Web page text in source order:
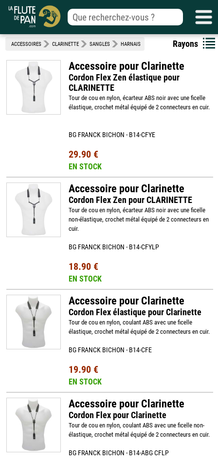
ACCESSOIRES CLARINETTE SANGLES HARNAIS Rayons
Accessoire pour Clarinette
Cordon Flex Zen élastique pour
CLARINETTE
Tour de cou en nylon, écarteur ABS noir avec une ficelle
élastique, crochet métal équipé de 2 connecteurs en cuir.
BG FRANCK BICHON - B14-CFYE
29.90 €
EN STOCK
Accessoire pour Clarinette
Cordon Flex Zen pour CLARINETTE
Tour de cou en nylon, écarteur ABS noir avec une ficelle
non-élastique, crochet métal équipé de 2 connecteurs en
cuir.
BG FRANCK BICHON - B14-CFYLP
18.90 €
EN STOCK
Accessoire pour Clarinette
Cordon Flex élastique pour Clarinette
Tour de cou en nylon, coulant ABS avec une ficelle
élastique, crochet métal équipé de 2 connecteurs en cuir.
BG FRANCK BICHON - B14-CFE
19.90 €
EN STOCK
Accessoire pour Clarinette
Cordon Flex pour Clarinette
Tour de cou en nylon, coulant ABS avec une ficelle non-
élastique, crochet métal équipé de 2 connecteurs en cuir.
BG FRANCK BICHON - B14-ABG CFLP